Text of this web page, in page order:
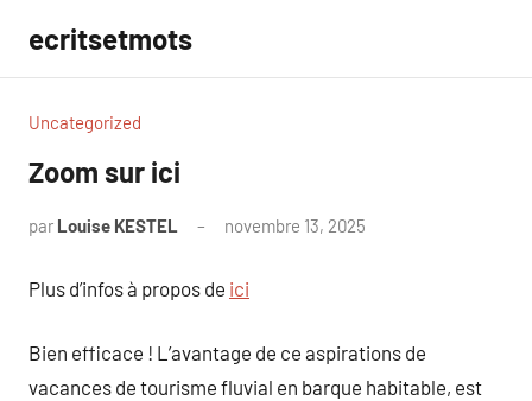
contenu
ecritsetmots
Uncategorized
Zoom sur ici
par Louise KESTEL novembre 13, 2025
Plus d’infos à propos de ici
Bien efficace ! L’avantage de ce aspirations de
vacances de tourisme fluvial en barque habitable, est